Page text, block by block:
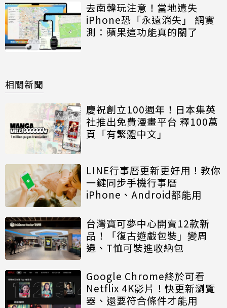
去南韓玩注意！當地遺失
iPhone恐「永遠消失」 網實
測：蘋果這功能真的關了
相關新聞
慶祝創立100週年！日本集英
社推出免費漫畫平台 釋100萬
頁「有繁體中文」
LINE行事曆更新更好用！教你
一鍵同步手機行事曆
iPhone、Android都能用
台灣寶可夢中心開賣12款新
品！「復古遊戲包裝」變周
邊、T恤可裝進收納包
Google Chrome終於可看
Netflix 4K影片！快更新瀏覽
器、還要符合條件才能用